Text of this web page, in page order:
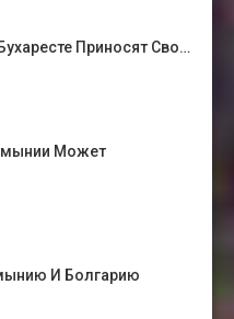
Приносят Сво…
Может
И Болгарию